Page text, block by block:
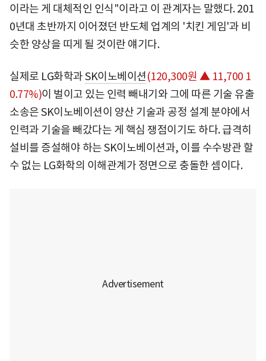
이라는 게 대체적인 인식"이라고 이 관계자는 말했다. 201
0년대 초반까지 이어졌던 반도체 업계의 '치킨 게임'과 비
슷한 양상을 띠게 될 것이란 얘기다.
실제로 LG화학과SK이노베이션(120,300원 ▲ 11,700 1
0.77%)이 벌이고 있는 인력 빼내기와 그에 따른 기술 유출
소송은 SK이노베이션이 양산 기술과 공정 설계 분야에서
인력과 기술을 빼갔다는 게 핵심 쟁점이기도 하다. 급격히
설비를 증설해야 하는 SK이노베이션과, 이를 수수방관 할
수 없는 LG화학의 이해관계가 정면으로 충돌한 셈이다.